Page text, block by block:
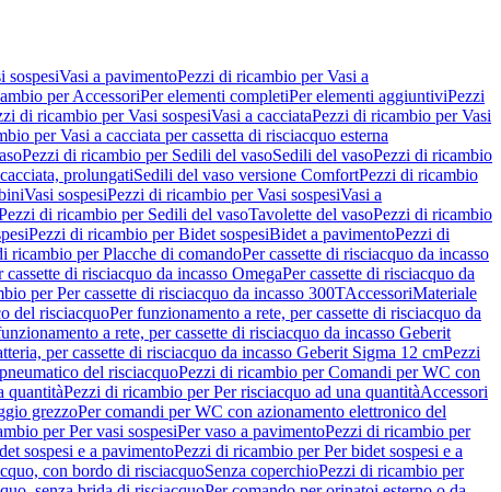
sospesiVasi a pavimentoPezzi di ricambio per Vasi a
per AccessoriPer elementi completiPer elementi aggiuntiviPezzi
di ricambio per Vasi sospesiVasi a cacciataPezzi di ricambio per Vasi
per Vasi a cacciata per cassetta di risciacquo esterna
Pezzi di ricambio per Sedili del vasoSedili del vasoPezzi di ricambio
prolungatiSedili del vaso versione ComfortPezzi di ricambio
Vasi sospesiPezzi di ricambio per Vasi sospesiVasi a
di ricambio per Sedili del vasoTavolette del vasoPezzi di ricambio
Pezzi di ricambio per Bidet sospesiBidet a pavimentoPezzi di
ricambio per Placche di comandoPer cassette di risciacquo da incasso
di risciacquo da incasso OmegaPer cassette di risciacquo da
per Per cassette di risciacquo da incasso 300TAccessoriMateriale
del risciacquoPer funzionamento a rete, per cassette di risciacquo da
a rete, per cassette di risciacquo da incasso Geberit
per cassette di risciacquo da incasso Geberit Sigma 12 cmPezzi
del risciacquoPezzi di ricambio per Comandi per WC con
quantitàPezzi di ricambio per Per risciacquo ad una quantitàAccessori
grezzoPer comandi per WC con azionamento elettronico del
per Per vasi sospesiPer vaso a pavimentoPezzi di ricambio per
sospesi e a pavimentoPezzi di ricambio per Per bidet sospesi e a
con bordo di risciacquoSenza coperchioPezzi di ricambio per